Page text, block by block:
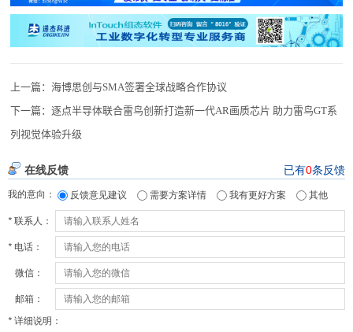
上一篇： 海博思创与SMA签署全球战略合作协议
下一篇：逐点半导体联合雷鸟创新打造新一代AR画质芯片 助力雷鸟GT系
列视觉体验升级